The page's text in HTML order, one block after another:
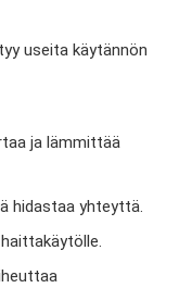
useita käytännön
ja lämmittää
hidastaa yhteyttä.